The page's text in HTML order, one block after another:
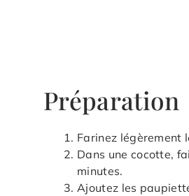
Préparation
Farinez légèrement
Dans une cocotte,
minutes.
Ajoutez les